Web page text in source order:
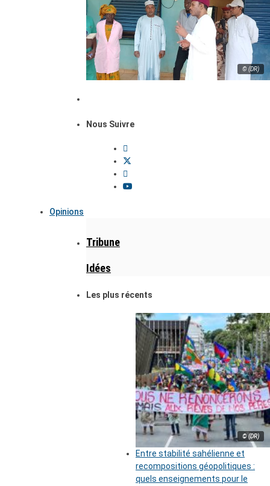
© (DR)
Nous Suivre
Opinions
Tribune
Idées
Les plus récents
© (DR)
Entre stabilité sahélienne et
recompositions géopolitiques :
quels enseignements pour le